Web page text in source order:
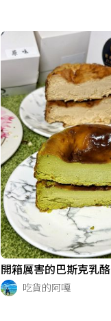
開箱厲害的巴斯克乳
吃貨的阿嘎